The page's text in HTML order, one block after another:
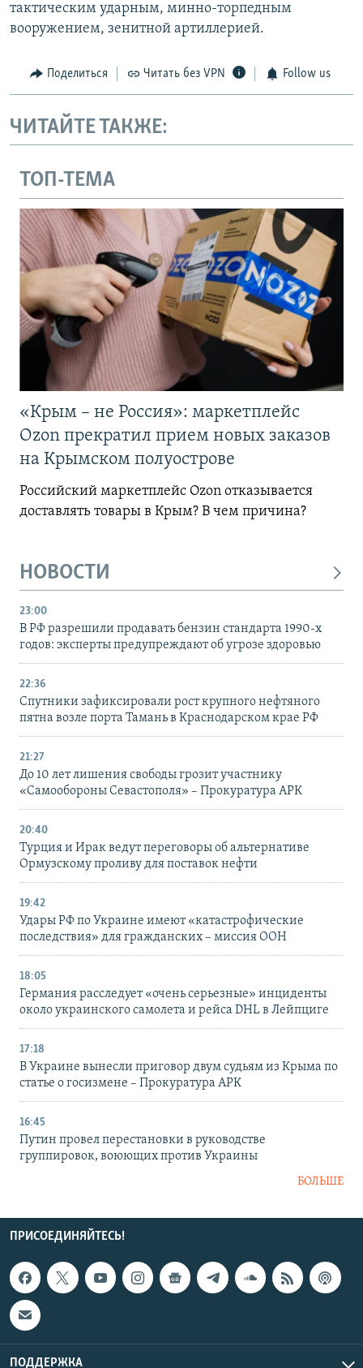
тактическим ударным, минно-торпедным
вооружением, зенитной артиллерией.
Поделиться Читать без VPN Follow us
ЧИТАЙТЕ ТАКЖЕ:
ТОП-ТЕМА
«Крым – не Россия»: маркетплейс
Ozon прекратил прием новых заказов
на Крымском полуострове
Российский маркетплейс Ozon отказывается
доставлять товары в Крым? В чем причина?
НОВОСТИ
23:00
В РФ разрешили продавать бензин стандарта 1990-х
годов: эксперты предупреждают об угрозе здоровью
22:36
Спутники зафиксировали рост крупного нефтяного
пятна возле порта Тамань в Краснодарском крае РФ
21:27
До 10 лет лишения свободы грозит участнику
«Самообороны Севастополя» – Прокуратура АРК
20:40
Турция и Ирак ведут переговоры об альтернативе
Ормузскому проливу для поставок нефти
19:42
Удары РФ по Украине имеют «катастрофические
последствия» для гражданских – миссия ООН
18:05
Германия расследует «очень серьезные» инциденты
около украинского самолета и рейса DHL в Лейпциге
17:18
В Украине вынесли приговор двум судьям из Крыма по
статье о госизмене – Прокуратура АРК
16:45
Путин провел перестановки в руководстве
группировок, воюющих против Украины
БОЛЬШЕ
ПРИСОЕДИНЯЙТЕСЬ!
ПОДДЕРЖКА